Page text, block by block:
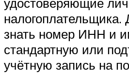
налогоплательщика.
знать номер ИНН и
стандартную или
учётную запись на